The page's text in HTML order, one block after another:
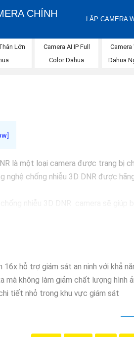
CHÍNH
LẮP CAMERA
Lớn
Camera AI IP Full
Color Dahua
Camera
Dahua
là một loại camera được trang bị
nghệ chống nhiễu 3D DNR được
16x hỗ trợ giám sát an ninh với khả
mà không làm giảm chất lượng hình
tiết nhỏ trong khu vực giám sát